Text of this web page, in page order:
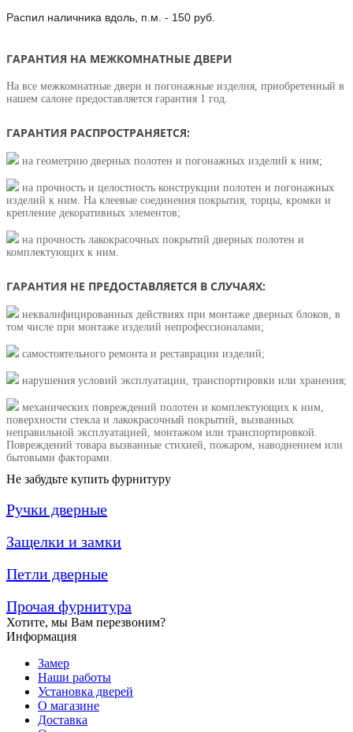
Распил наличника вдоль, п.м. - 150 руб.
ГАРАНТИЯ НА МЕЖКОМНАТНЫЕ ДВЕРИ
На все межкомнатные двери и погонажные изделия, приобретенный в
нашем салоне предоставляется гарантия 1 год.
ГАРАНТИЯ РАСПРОСТРАНЯЕТСЯ:
на геометрию дверных полотен и погонажных изделий к ним;
на прочность и целостность конструкции полотен и погонажных
изделий к ним. На клеевые соединения покрытия, торцы, кромки и
крепление декоративных элементов;
на прочность лакокрасочных покрытий дверных полотен и
комплектующих к ним.
ГАРАНТИЯ НЕ ПРЕДОСТАВЛЯЕТСЯ В СЛУЧАЯХ:
неквалифицированных действиях при монтаже дверных блоков, в
том числе при монтаже изделий непрофессионалами;
самостоятельного ремонта и реставрации изделий;
нарушения условий эксплуатации, транспортировки или хранения;
механических повреждений полотен и комплектующих к ним,
поверхности стекла и лакокрасочный покрытий, вызванных
неправильной эксплуатацией, монтажом или транспортировкой.
Повреждений товара вызванные стихией, пожаром, наводнением или
бытовыми факторами.
Не забудьте купить фурнитуру
Ручки дверные
Защелки и замки
Петли дверные
Прочая фурнитура
Хотите, мы Вам перезвоним?
Информация
Замер
Наши работы
Установка дверей
О магазине
Доставка